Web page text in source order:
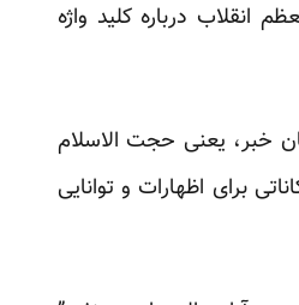
انقلاب درباره کلید واژه
خبر، یعنی حجت الاسلام
برای اظهارات و توانایی